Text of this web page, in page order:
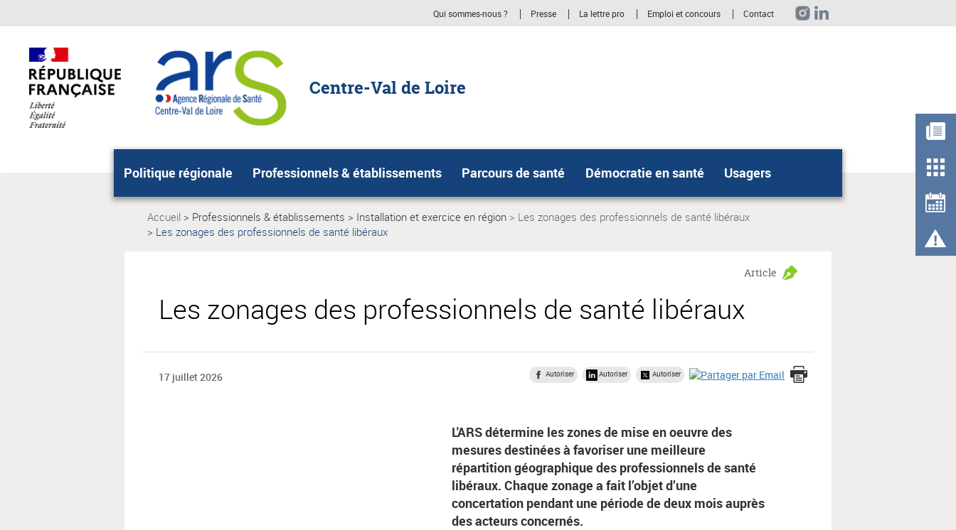
principal,
Qui sommes-nous ? Presse La lettre pro Emploi et concours Contact
Centre-Val de Loire
Politique régionale Professionnels & établissements Parcours de santé Démocratie en santé Usagers
Accueil
Page
Professionnels & établissements
Page
Installation et exercice en région Les zonages des professionnels de santé libéraux
Les zonages des professionnels de santé libéraux
Les zonages des professionnels de santé libéraux
Article
17 juillet 2026 Autoriser Autoriser Autoriser
L'ARS détermine les zones de mise en oeuvre des
mesures destinées à favoriser une meilleure
répartition géographique des professionnels de santé
libéraux. Chaque zonage a fait l’objet d’une
concertation pendant une période de deux mois auprès
des acteurs concernés.